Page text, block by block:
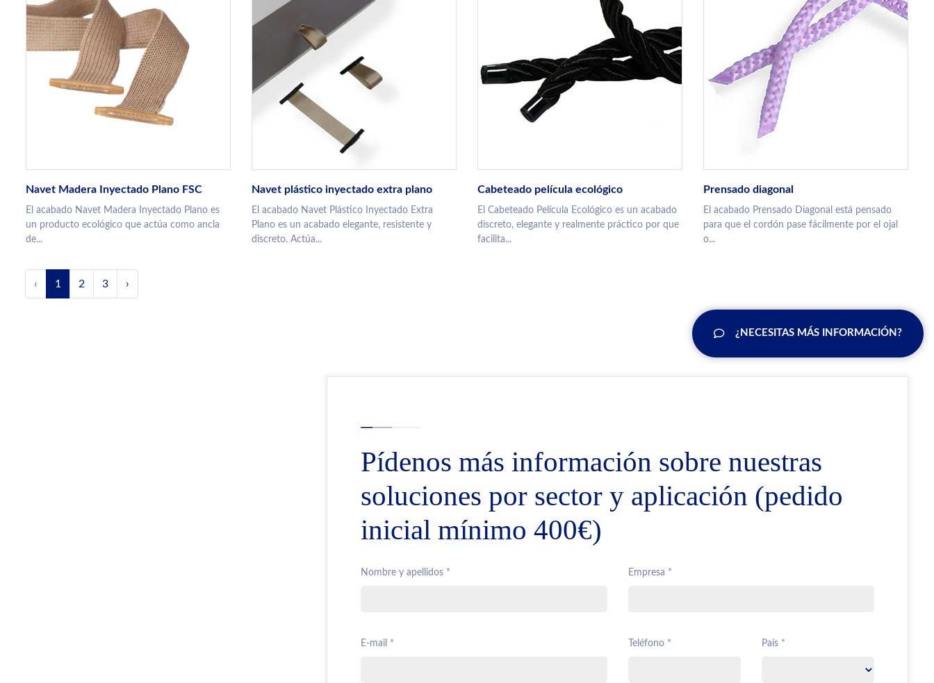
Navet Madera Inyectado Plano FSC
El acabado Navet Madera Inyectado Plano es
un producto ecológico que actúa como ancla
de...
Navet plástico inyectado extra plano
El acabado Navet Plástico Inyectado Extra
Plano es un acabado elegante, resistente y
discreto. Actúa...
Cabeteado película ecológico
El Cabeteado Película Ecológico es un acabado
discreto, elegante y realmente práctico por que
facilita...
Prensado diagonal
El acabado Prensado Diagonal está pensado
para que el cordón pase fácilmente por el ojal
o...
‹ 1 2 3 ›
¿NECESITAS MÁS INFORMACIÓN?
Pídenos más información sobre nuestras
soluciones por sector y aplicación (pedido
inicial mínimo 400€)
Nombre y apellidos * Empresa *
E-mail * Teléfono * País *